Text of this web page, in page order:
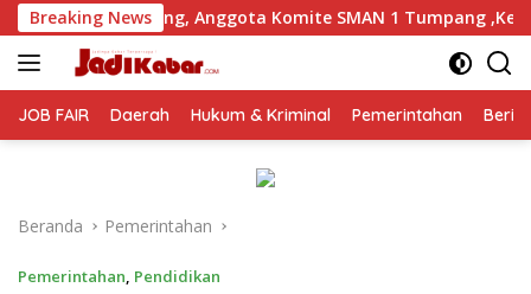
Langsung
ke
konten
Breaking News
Komite SMAN 1 Tumpang ,Ketua DPD IWOI Buka suara
JOB FAIR Daerah Hukum & Kriminal Pemerintahan
Beranda Pemerintahan
Pemerintahan, Pendidikan